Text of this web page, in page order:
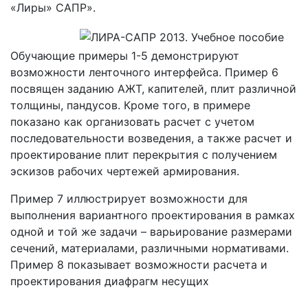
«Лиры» САПР».
Обучающие примеры 1-5 демонстрируют
возможности ленточного интерфейса. Пример 6
посвящен заданию АЖТ, капителей, плит различной
толщины, пандусов. Кроме того, в примере
показано как организовать расчет с учетом
последовательности возведения, а также расчет и
проектирование плит перекрытия с получением
эскизов рабочих чертежей армирования.
Пример 7 иллюстрирует возможности для
выполнения вариантного проектирования в рамках
одной и той же задачи – варьирование размерами
сечений, материалами, различными нормативами.
Пример 8 показывает возможности расчета и
проектирования диафрагм несущих